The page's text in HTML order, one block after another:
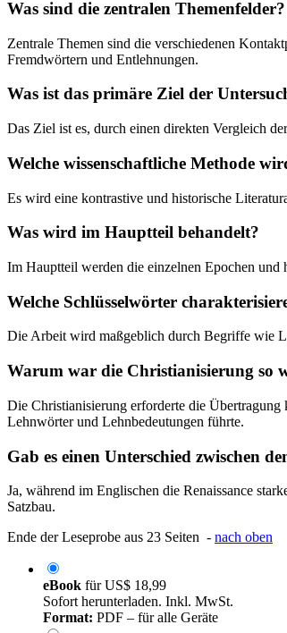
Was sind die zentralen Themenfelder?
Zentrale Themen sind die verschiedenen
Fremdwörtern und Entlehnungen.
Was ist das primäre Ziel der
Das Ziel ist es, durch einen direkten Vergleich
Welche wissenschaftliche Methode
Es wird eine kontrastive und historische
Was wird im Hauptteil behandelt?
Im Hauptteil werden die einzelnen Epochen
Welche Schlüsselwörter
Die Arbeit wird maßgeblich durch Begriffe wie
Warum war die Christianisierung so
Die Christianisierung erforderte die Übertragung
Lehnwörter und Lehnbedeutungen führte.
Gab es einen Unterschied zwischen
Ja, während im Englischen die Renaissance
Satzbau.
Ende der Leseprobe aus 23 Seiten - nach oben
eBook fürUS$ 18,99
Sofort herunterladen. Inkl. MwSt.
Format: PDF – für alle Geräte